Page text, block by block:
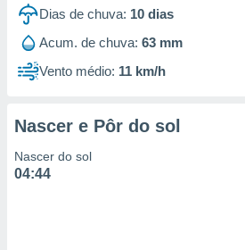
Dias de chuva: 10 dias
Acum. de chuva: 63 mm
Vento médio: 11 km/h
Nascer e Pôr do sol
Nascer do sol
04:44